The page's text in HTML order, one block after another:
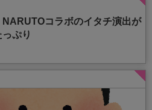
NARUTOコラボのイタチ演出が
ぷり